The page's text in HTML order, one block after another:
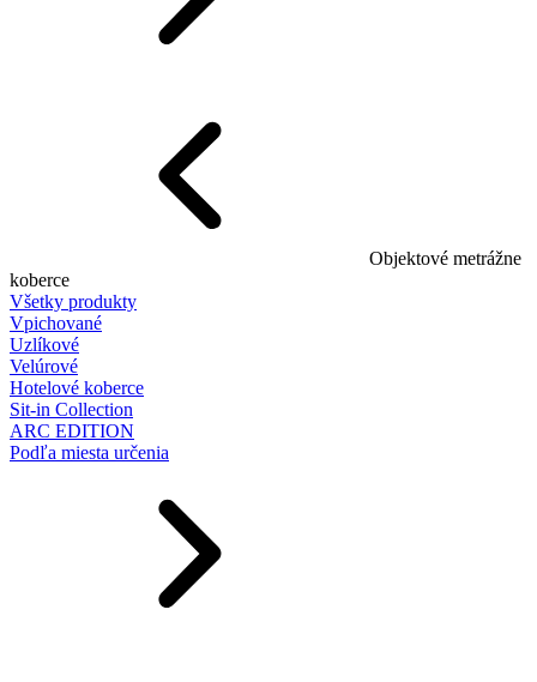
Objektové metrážne
koberce
Všetky produkty
Vpichované
Uzlíkové
Velúrové
Hotelové koberce
Sit-in Collection
ARC EDITION
Podľa miesta určenia